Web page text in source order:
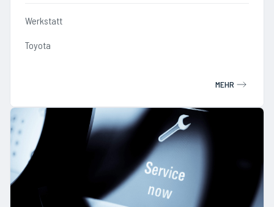
Werkstatt
Toyota
MEHR